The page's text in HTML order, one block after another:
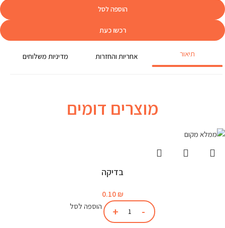
הוספה לסל
רכשו כעת
תיאור אחריות והחזרות מדיניות משלוחים
מוצרים דומים
בדיקה
0.10 ₪
הוספה לסל